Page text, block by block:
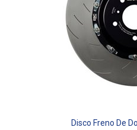
Añadir Al Carrito
Disco Freno De